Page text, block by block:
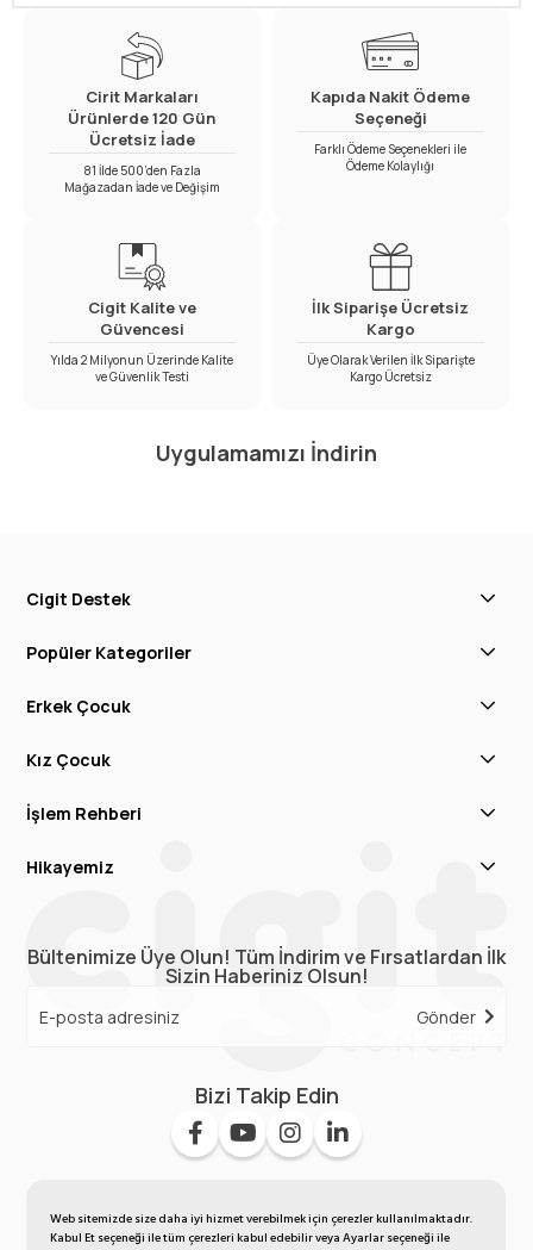
Web sitemizde size daha iyi hizmet verebilmek için çerezler kullanılmaktadır.
Kabul Et seçeneği ile tüm çerezleri kabul edebilir veya Ayarlar seçeneği ile
Cirit Markaları
Ürünlerde 120 Gün
Ücretsiz İade
81 İlde 500’den Fazla
Mağazadan İade ve Değişim
Kapıda Nakit Ödeme
Seçeneği
Farklı Ödeme Seçenekleri ile
Ödeme Kolaylığı
Cigit Kalite ve
Güvencesi
Yılda 2 Milyonun Üzerinde Kalite
ve Güvenlik Testi
İlk Siparişe Ücretsiz
Kargo
Üye Olarak Verilen İlk Siparişte
Kargo Ücretsiz
Uygulamamızı İndirin
Cigit Destek
Popüler Kategoriler
Erkek Çocuk
Kız Çocuk
İşlem Rehberi
Hikayemiz
Bültenimize Üye Olun! Tüm İndirim ve Fırsatlardan İlk
Sizin Haberiniz Olsun!
Gönder
Bizi Takip Edin